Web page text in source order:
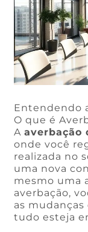
Entendendo
O que é
Aaverbação
onde você
realizada no
uma nova
mesmo uma
averbação,
as
tudo esteja